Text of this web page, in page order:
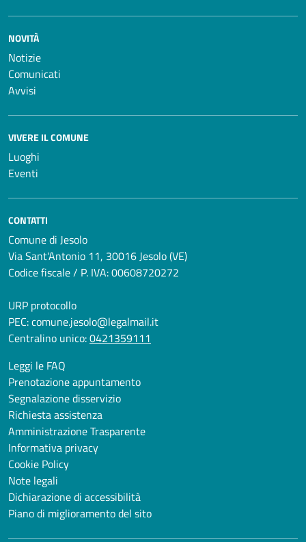
NOVITÀ
Notizie
Comunicati
Avvisi
VIVERE IL COMUNE
Luoghi
Eventi
CONTATTI
Comune di Jesolo
Via Sant'Antonio 11, 30016 Jesolo (VE)
Codice fiscale / P. IVA: 00608720272
URP protocollo
PEC:comune.jesolo@legalmail.it
Centralino unico:0421359111
Leggi le FAQ
Prenotazione appuntamento
Segnalazione disservizio
Richiesta assistenza
Amministrazione Trasparente
Informativa privacy
Cookie Policy
Note legali
Dichiarazione di accessibilità
Piano di miglioramento del sito